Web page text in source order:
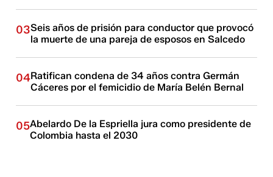
03Seis años de prisión para conductor que provocó
la muerte de una pareja de esposos en Salcedo
04Ratifican condena de 34 años contra Germán
Cáceres por el femicidio de María Belén Bernal
05Abelardo De la Espriella jura como presidente de
Colombia hasta el 2030